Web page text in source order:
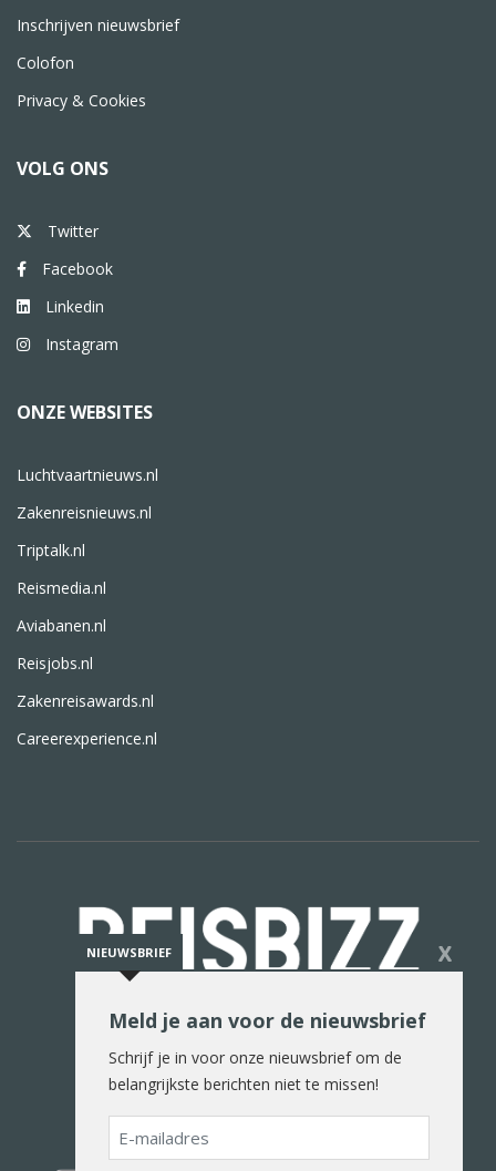
Inschrijven nieuwsbrief
Colofon
Privacy & Cookies
VOLG ONS
Twitter
Facebook
Linkedin
Instagram
ONZE WEBSITES
Luchtvaartnieuws.nl
Zakenreisnieuws.nl
Triptalk.nl
Reismedia.nl
Aviabanen.nl
Reisjobs.nl
Zakenreisawards.nl
Careerexperience.nl
De reiswereld in woord en beeld
NIEUWSBRIEF X
Meld je aan voor de nieuwsbrief
Schrijf je in voor onze nieuwsbrief om de
belangrijkste berichten niet te missen!
E-
mailadres